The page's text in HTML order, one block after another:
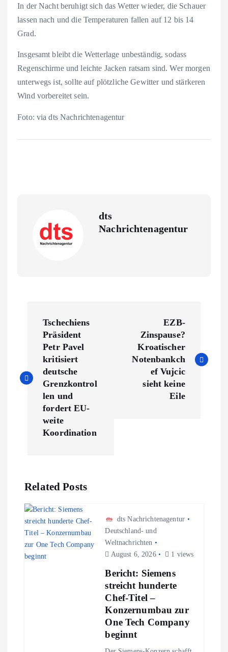
In der Nacht beruhigt sich das Wetter wieder, die Schauer
lassen nach und die Temperaturen fallen auf 12 bis 14
Grad.
Insgesamt bleibt die Wetterlage unbeständig, sodass
Regenschirme und leichte Jacken ratsam sind. Wer morgen
unterwegs ist, sollte auf plötzliche Gewitter und stärkeren
Wind vorbereitet sein.
Foto: via dts Nachrichtenagentur
dts
Nachrichtenagentur
t
s
n
a
v
Tschechiens
Präsident
Petr Pavel
kritisiert
deutsche
Grenzkontrol
len und
fordert EU-
weite
Koordination
EZB-
Zinspause?
Kroatischer
Notenbankch
ef Vujcic
sieht keine
Eile
Related Posts
dts Nachrichtenagentur
Deutschland- und
Weltnachrichten
August 6, 2026
1 views
Bericht: Siemens
streicht hunderte
Chef-Titel –
Konzernumbau zur
One Tech Company
beginnt